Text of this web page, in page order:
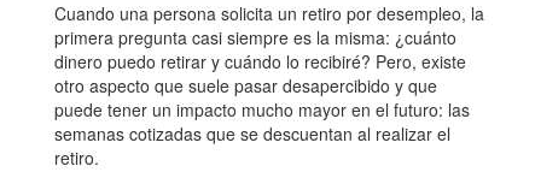
Cuando una persona solicita un retiro por desempleo, la
primera pregunta casi siempre es la misma: ¿cuánto
dinero puedo retirar y cuándo lo recibiré? Pero, existe
otro aspecto que suele pasar desapercibido y que
puede tener un impacto mucho mayor en el futuro: las
semanas cotizadas que se descuentan al realizar el
retiro.